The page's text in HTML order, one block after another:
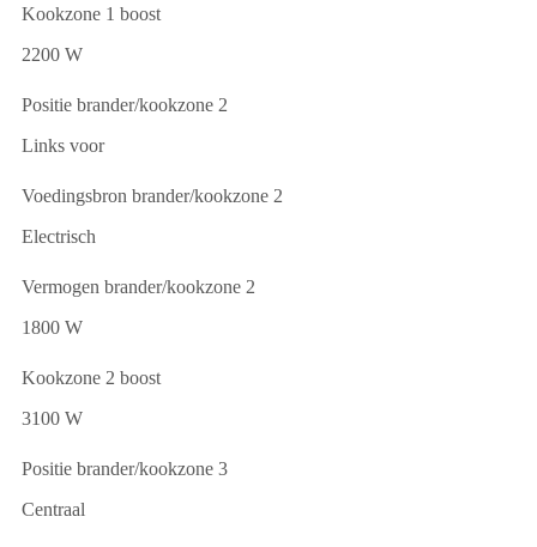
Kookzone 1 boost
2200 W
Positie brander/kookzone 2
Links voor
Voedingsbron brander/kookzone 2
Electrisch
Vermogen brander/kookzone 2
1800 W
Kookzone 2 boost
3100 W
Positie brander/kookzone 3
Centraal